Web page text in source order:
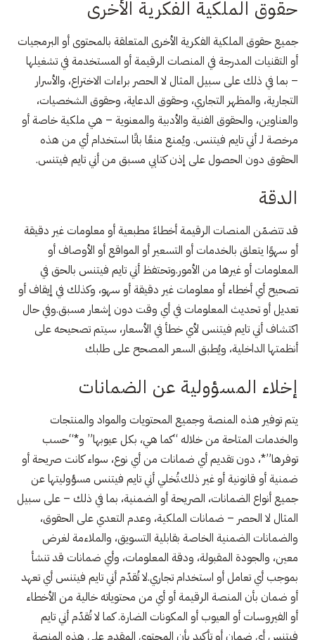
حقوق الملكية الفكرية الأخرى
جميع حقوق الملكية الفكرية الأخرى المتعلقة بالمحتوى أو البرمجيات
أو التقنيات المدرجة في المنصات الرقيمة أو المستخدمة في تشغيلها
– بما في ذلك على سبيل المثال لا الحصر براءات الاختراع، والأسرار
التجارية، والمظهر التجاري، وحقوق الدعاية، وحقوق الشخصيات،
والعناوين، والحقوق الفنية والأدبية والمعنوية – هي ملكية خاصة أو
مرخصة لـ أني تايم فيتنس. ويُمنع منعًا باتًا استخدام أي من هذه
الحقوق دون الحصول على إذن كتابي مسبق من أني تايم فيتنس.
الدقة
قد تتضمّن المنصات الرقيمة أخطاءً مطبعية أو معلومات غير دقيقة
أو سهوًا يتعلق بالخدمات أو التسعير أو المواقع أو الأوصاف أو
المعلومات أو غيرها من الأمور.وتحتفظ أني تايم فيتنس بالحق في
تصحيح أي أخطاء أو معلومات غير دقيقة أو سهو، وكذلك في إيقاف أو
تعديل أو تحديث المعلومات في أي وقت دون إشعار مسبق.وفي حال
اكتشاف أني تايم فيتنس لأي خطأ في الأسعار، سيتم تصحيحه على
أنظمتها الداخلية، ويُطبق السعر المصحح على طلبك
إخلاء المسؤولية عن الضمانات
يتم توفير هذه المنصة وجميع المحتويات والمواد والمنتجات
والخدمات المتاحة من خلاله “كما هي، بكل عيوبها” و*“حسب
توفرها”*، دون تقديم أي ضمانات من أي نوع، سواء كانت صريحة أو
ضمنية أو قانونية أو غير ذلك.تُخلي أني تايم فيتنس مسؤوليتها عن
جميع أنواع الضمانات، الصريحة أو الضمنية، بما في ذلك – على سبيل
المثال لا الحصر – ضمانات الملكية، وعدم التعدي على الحقوق،
والضمانات الضمنية الخاصة بقابلية التسويق، والملاءمة لغرض
معين، والجودة المقبولة، ودقة المعلومات، وأي ضمانات قد تنشأ
بموجب أي تعامل أو استخدام تجاري.لا تُقدّم أني تايم فيتنس أي تعهد
أو ضمان بأن المنصة الرقيمة أو أي من محتوياته خالية من الأخطاء
أو الفيروسات أو العيوب أو المكونات الضارة. كما لا تُقدّم أني تايم
فيتنس أي ضمان أو تأكيد بأن المحتوى المقدم على هذه المنصة